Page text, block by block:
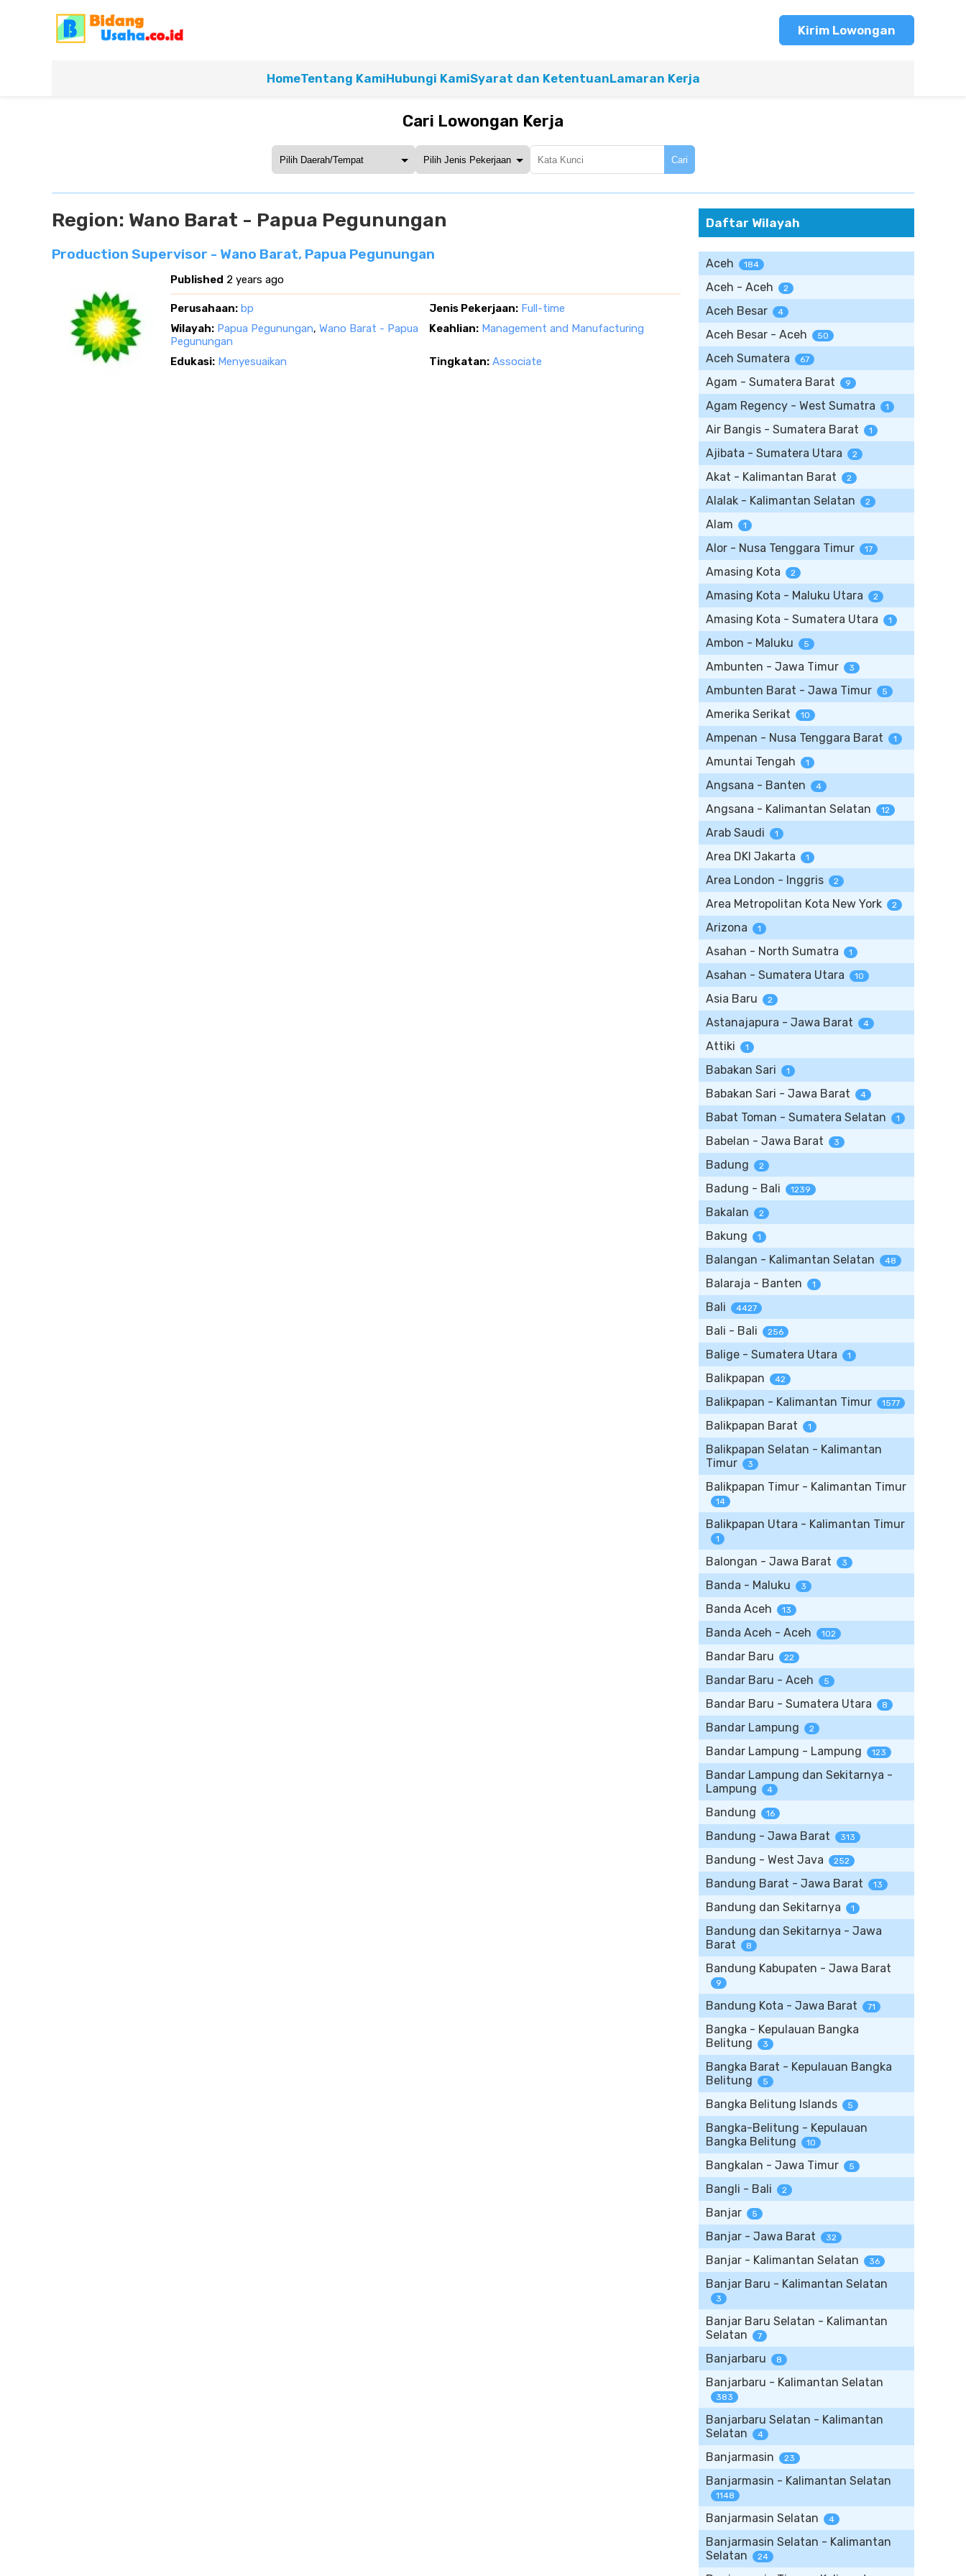
Kirim Lowongan
HomeTentang KamiHubungi KamiSyarat dan KetentuanLamaran Kerja
Cari Lowongan Kerja
Cari
Region: Wano Barat - Papua Pegunungan
Production Supervisor - Wano Barat, Papua Pegunungan
Published 2 years ago
Perusahaan: bp Jenis Pekerjaan: Full-time
Wilayah: Papua Pegunungan, Wano Barat - Papua
Pegunungan
Keahlian: Management and Manufacturing
Edukasi: Menyesuaikan Tingkatan: Associate
Daftar Wilayah
Aceh 184
Aceh - Aceh 2
Aceh Besar 4
Aceh Besar - Aceh 50
Aceh Sumatera 67
Agam - Sumatera Barat 9
Agam Regency - West Sumatra 1
Air Bangis - Sumatera Barat 1
Ajibata - Sumatera Utara 2
Akat - Kalimantan Barat 2
Alalak - Kalimantan Selatan 2
Alam 1
Alor - Nusa Tenggara Timur 17
Amasing Kota 2
Amasing Kota - Maluku Utara 2
Amasing Kota - Sumatera Utara 1
Ambon - Maluku 5
Ambunten - Jawa Timur 3
Ambunten Barat - Jawa Timur 5
Amerika Serikat 10
Ampenan - Nusa Tenggara Barat 1
Amuntai Tengah 1
Angsana - Banten 4
Angsana - Kalimantan Selatan 12
Arab Saudi 1
Area DKI Jakarta 1
Area London - Inggris 2
Area Metropolitan Kota New York 2
Arizona 1
Asahan - North Sumatra 1
Asahan - Sumatera Utara 10
Asia Baru 2
Astanajapura - Jawa Barat 4
Attiki 1
Babakan Sari 1
Babakan Sari - Jawa Barat 4
Babat Toman - Sumatera Selatan 1
Babelan - Jawa Barat 3
Badung 2
Badung - Bali 1239
Bakalan 2
Bakung 1
Balangan - Kalimantan Selatan 48
Balaraja - Banten 1
Bali 4427
Bali - Bali 256
Balige - Sumatera Utara 1
Balikpapan 42
Balikpapan - Kalimantan Timur 1577
Balikpapan Barat 1
Balikpapan Selatan - Kalimantan
Timur
3
Balikpapan Timur - Kalimantan Timur
14
Balikpapan Utara - Kalimantan Timur
1
Balongan - Jawa Barat 3
Banda - Maluku 3
Banda Aceh 13
Banda Aceh - Aceh 102
Bandar Baru 22
Bandar Baru - Aceh 5
Bandar Baru - Sumatera Utara 8
Bandar Lampung 2
Bandar Lampung - Lampung 123
Bandar Lampung dan Sekitarnya -
Lampung
4
Bandung 16
Bandung - Jawa Barat 313
Bandung - West Java 252
Bandung Barat - Jawa Barat 13
Bandung dan Sekitarnya 1
Bandung dan Sekitarnya - Jawa
Barat
8
Bandung Kabupaten - Jawa Barat
9
Bandung Kota - Jawa Barat 71
Bangka - Kepulauan Bangka
Belitung
3
Bangka Barat - Kepulauan Bangka
Belitung
5
Bangka Belitung Islands 5
Bangka-Belitung - Kepulauan
Bangka Belitung
10
Bangkalan - Jawa Timur 5
Bangli - Bali 2
Banjar 5
Banjar - Jawa Barat 32
Banjar - Kalimantan Selatan 36
Banjar Baru - Kalimantan Selatan
3
Banjar Baru Selatan - Kalimantan
Selatan
7
Banjarbaru 8
Banjarbaru - Kalimantan Selatan
383
Banjarbaru Selatan - Kalimantan
Selatan
4
Banjarmasin 23
Banjarmasin - Kalimantan Selatan
1148
Banjarmasin Selatan 4
Banjarmasin Selatan - Kalimantan
Selatan
24